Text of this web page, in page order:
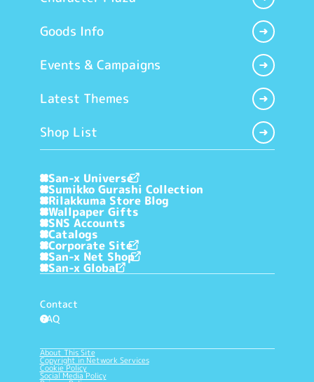
Goods Info
Events & Campaigns
Latest Themes
Shop List
San-x Universe
Sumikko Gurashi Collection
Rilakkuma Store Blog
Wallpaper Gifts
SNS Accounts
Catalogs
Corporate Site
San-x Net Shop
San-x Global
Contact
?
FAQ
About This Site
Copyright in Network Services
Cookie Policy
Social Media Policy